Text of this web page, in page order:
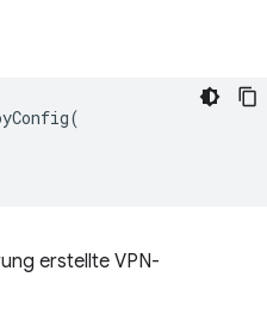
(
erstellte VPN-